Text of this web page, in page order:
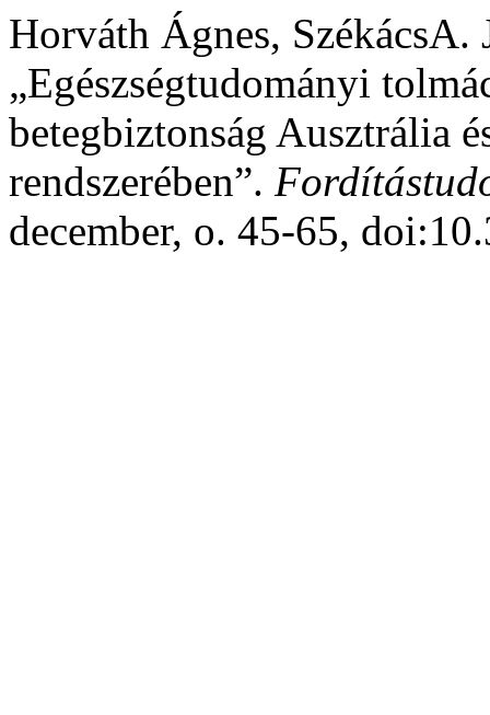
Horváth Ágnes, SzékácsA.
„Egészségtudományi
betegbiztonság Ausztrália
rendszerében”.
december, o. 45-65,